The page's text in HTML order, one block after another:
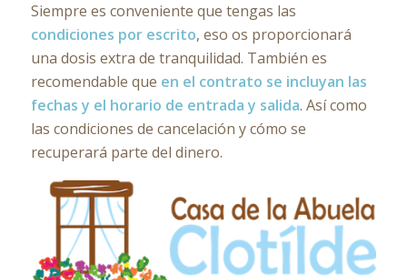
Siempre es conveniente que tengas las
condiciones por escrito, eso os proporcionará
una dosis extra de tranquilidad. También es
recomendable que en el contrato se incluyan las
fechas y el horario de entrada y salida. Así como
las condiciones de cancelación y cómo se
recuperará parte del dinero.